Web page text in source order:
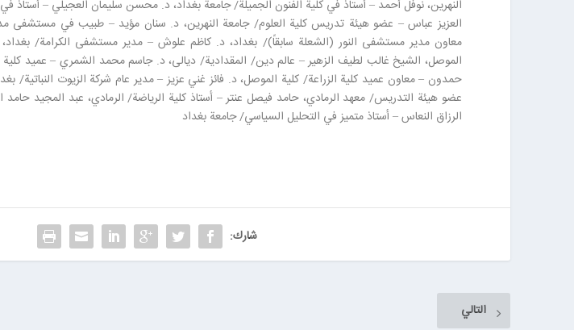
النهرين، نوفل أحمد – أستاذ في كلية الفنون الجميلة/ جامعة بغداد، د. محسن سليمان العجيلي – أستاذ
العزيز عباس – عضو هيئة تدريس كلية العلوم/ جامعة النهرين، د. سنان مؤيد – طبيب في مستشفى
معاون مدير مستشفى النور (الشعلة سابقاً)/ بغداد، د. كاظم علوش – مدير مستشفى الكرامة/
الموصل، الشيخ غالب لطيف الزهير – عالم دين/ المقدادية/ ديالى، د. جاسم محمد الشمري – عميد
حمدون – معاون عميد كلية الزراعة/ كلية الموصل، د. فائز غني عزيز – مدير عام شركة الزيوت النباتية/
عضو هيئة التدريس/ معهد الرمادي، حامد فيصل عنتر – أستاذ كلية الرياضة/ الرمادي، عبد المجيد حامد
الرزاق النعاس – أستاذ متميز في التحليل السياسي/ جامعة بغداد
شارك:
التالي